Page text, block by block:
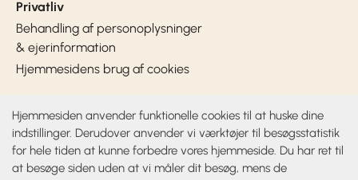
Hjemmesiden anvender funktionelle cookies til at huske dine
indstillinger. Derudover anvender vi værktøjer til besøgsstatistik
for hele tiden at kunne forbedre vores hjemmeside. Du har ret til
at besøge siden uden at vi måler dit besøg, mens de
Privatliv
Behandling af personoplysninger
& ejerinformation
Hjemmesidens brug af cookies
Sociale medier
Venstre, Danmarks Liberale Parti